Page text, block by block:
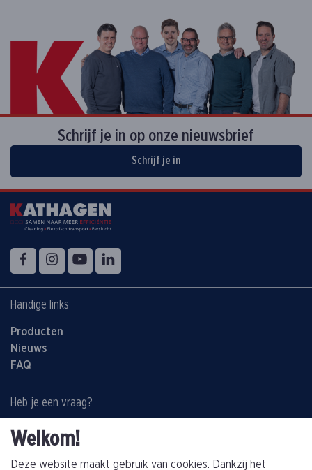
Schrijf je in op onze nieuwsbrief
Schrijf je in
Volg ons op
FacebookInstagramYouTube
Handige links
Producten
Nieuws
FAQ
Heb je een vraag?
Contacteer ons:
+32(0)89463794
info@kathagen.be
Welkom!
Deze website maakt gebruik van cookies. Dankzij het